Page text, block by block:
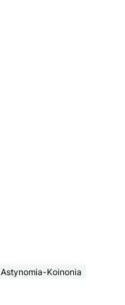
Astynomia-Koinonia